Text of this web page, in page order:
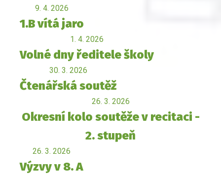
9. 4. 2026
1.B vítá jaro
1. 4. 2026
Volné dny ředitele školy
30. 3. 2026
Čtenářská soutěž
26. 3. 2026
Okresní kolo soutěže v recitaci -
2. stupeň
26. 3. 2026
Výzvy v 8. A